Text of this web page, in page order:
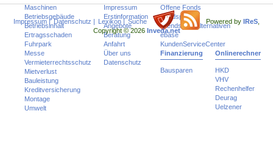
Maschinen
Betriebsgebäude
Betriebsinhalt
Ertragsschaden
Fuhrpark
Messe
Vermieterrechtsschutz
Mietverlust
Bauleistung
Kreditversicherung
Montage
Umwelt
Impressum
Erstinformation
Angebote
Beratung
Anfahrt
Über uns
Datenschutz
Offene Fonds
Fondspolicen
Trends und Alternativen
ebase
KundenServiceCenter
Finanzierung
Bausparen
Onlinerechner
HKD
VHV
Rechenhelfer
Deurag
Uelzener
Impressum| Datenschutz | Lexikon| Suche Powered by IReS
Copyright © 2026 Inveda.net